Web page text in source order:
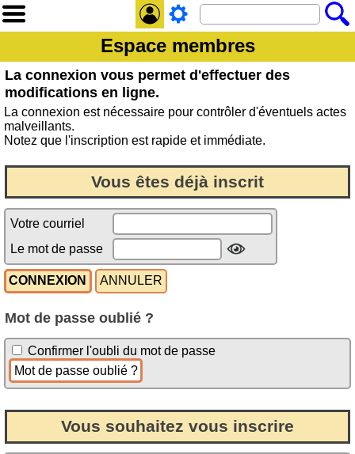
Espace membres
La connexion vous permet d'effectuer des
modifications en ligne.
La connexion est nécessaire pour contrôler d'éventuels actes
malveillants.
Notez que l'inscription est rapide et immédiate.
Vous êtes déjà inscrit
Votre courriel
Le mot de passe
Mot de passe oublié ?
Confirmer l'oubli du mot de passe
Vous souhaitez vous inscrire